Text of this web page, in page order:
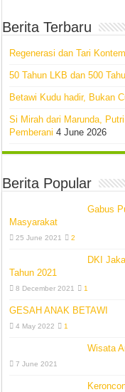
Berita Terbaru
Regenerasi dan Tari
50 Tahun LKB dan 500
Betawi Kudu hadir, Bukan
Si Mirah dari Marunda,
Pemberani 4 June 2026
Berita Popular
Gabus
Masyarakat
25 June 2021 2
DKI
Tahun 2021
8 December 2021 1
GESAH ANAK BETAWI
4 May 2022 1
Wisata
7 June 2021